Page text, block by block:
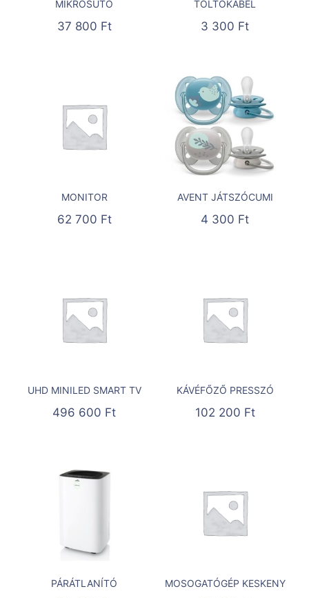
MIKROSÜTŐ
37 800 Ft
TÖLTŐKÁBEL
3 300 Ft
MONITOR
62 700 Ft
AVENT JÁTSZÓCUMI
4 300 Ft
UHD MINILED SMART TV
496 600 Ft
KÁVÉFŐZŐ PRESSZÓ
102 200 Ft
PÁRÁTLANÍTÓ MOSOGATÓGÉP KESKENY